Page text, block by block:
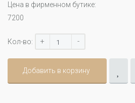
Цена в фирменном бутике:
7200
Кол-во: + -
Добавить в корзину